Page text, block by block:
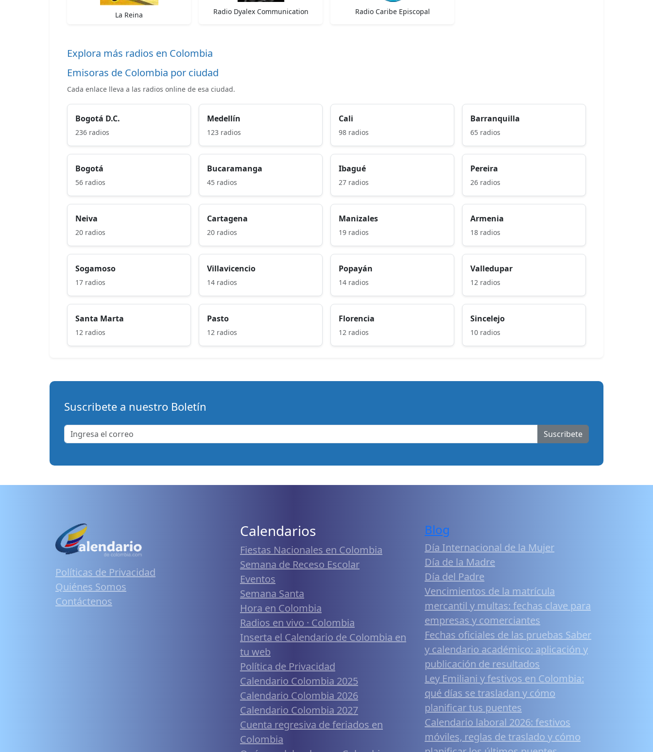
La Reina Radio Dyalex Communication Radio Caribe Episcopal
Explora más radios en Colombia
Emisoras de Colombia por ciudad
Cada enlace lleva a las radios online de esa ciudad.
Bogotá D.C.
236 radios
Medellín
123 radios
Cali
98 radios
Barranquilla
65 radios
Bogotá
56 radios
Bucaramanga
45 radios
Ibagué
27 radios
Pereira
26 radios
Neiva
20 radios
Cartagena
20 radios
Manizales
19 radios
Armenia
18 radios
Sogamoso
17 radios
Villavicencio
14 radios
Popayán
14 radios
Valledupar
12 radios
Santa Marta
12 radios
Pasto
12 radios
Florencia
12 radios
Sincelejo
10 radios
Suscribete a nuestro Boletín
Suscribete
Políticas de Privacidad
Quiénes Somos
Contáctenos
Calendarios
Fiestas Nacionales en Colombia
Semana de Receso Escolar
Eventos
Semana Santa
Hora en Colombia
Radios en vivo · Colombia
Inserta el Calendario de Colombia en
tu web
Política de Privacidad
Calendario Colombia 2025
Calendario Colombia 2026
Calendario Colombia 2027
Cuenta regresiva de feriados en
Colombia
Blog
Día Internacional de la Mujer
Día de la Madre
Día del Padre
Vencimientos de la matrícula
mercantil y multas: fechas clave para
empresas y comerciantes
Fechas oficiales de las pruebas Saber
y calendario académico: aplicación y
publicación de resultados
Ley Emiliani y festivos en Colombia:
qué días se trasladan y cómo
planificar tus puentes
Calendario laboral 2026: festivos
móviles, reglas de traslado y cómo